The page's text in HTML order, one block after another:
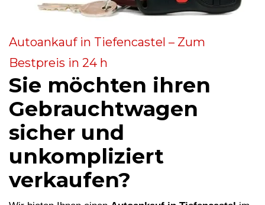
Autoankauf in Tiefencastel – Zum
Bestpreis in 24 h
Sie möchten ihren
Gebrauchtwagen
sicher und
unkompliziert
verkaufen?